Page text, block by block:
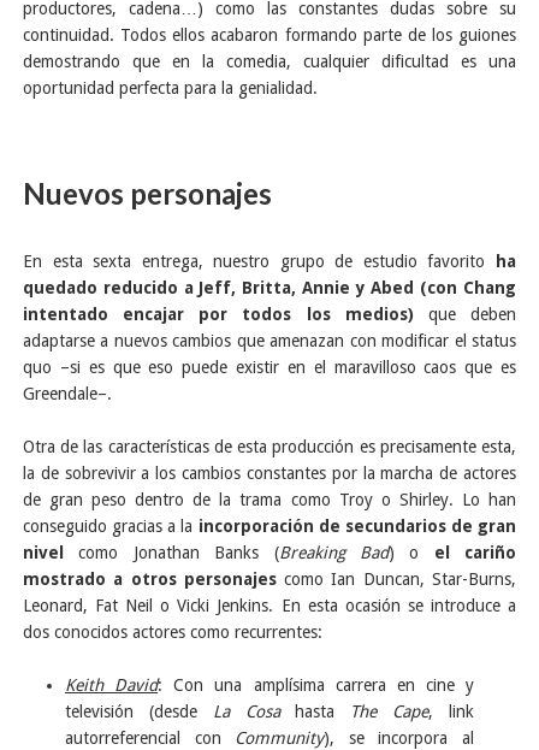
productores, cadena…) como las constantes dudas sobre su
continuidad. Todos ellos acabaron formando parte de los guiones
demostrando que en la comedia, cualquier dificultad es una
oportunidad perfecta para la genialidad.
Nuevos personajes
En esta sexta entrega, nuestro grupo de estudio favorito
ha
quedado reducido a Jeff, Britta, Annie y Abed (con Chang
intentado encajar por todos los medios) que deben
adaptarse a nuevos cambios que amenazan con modificar el status
quo –si es que eso puede existir en el maravilloso caos que es
Greendale–.
Otra de las características de esta producción es precisamente esta,
la de sobrevivir a los cambios constantes por la marcha de actores
de gran peso dentro de la trama como Troy o Shirley. Lo han
conseguido gracias a la incorporación de secundarios de gran
nivelcomo Jonathan Banks (Breaking Bad) o el cariño
mostrado a otros personajescomo Ian Duncan, Star-Burns,
Leonard, Fat Neil o Vicki Jenkins. En esta ocasión se introduce a
dos conocidos actores como recurrentes:
Keith David: Con una amplísima carrera en cine y
televisión (desde La Cosahasta The Cape, link
autorreferencial con Community), se incorpora al